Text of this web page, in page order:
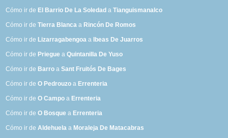
Cómo ir de El Barrio De La Soledad aTianguismanalco
Cómo ir deTierra Blanca a Rincón De Romos
Cómo ir de Lizarragabengoa a Ibeas De Juarros
Cómo ir de Priegue aQuintanilla De Yuso
Cómo ir de Barro aSant Fruitós De Bages
Cómo ir deO Pedrouzo a Errenteria
Cómo ir deO Campo a Errenteria
Cómo ir deO Bosque a Errenteria
Cómo ir deAldehuela a Moraleja De Matacabras